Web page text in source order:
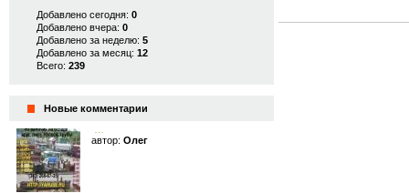
Добавлено сегодня: 0
Добавлено вчера: 0
Добавлено за неделю: 5
Добавлено за месяц: 12
Всего: 239
Новые комментарии
автор: Олег